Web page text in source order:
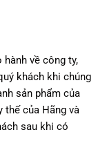
về công ty,
khách khi chúng
sản phẩm của
thế của Hãng và
sau khi có